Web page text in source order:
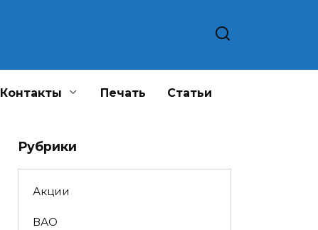
Контакты Печать Статьи
Рубрики
Акции
ВАО